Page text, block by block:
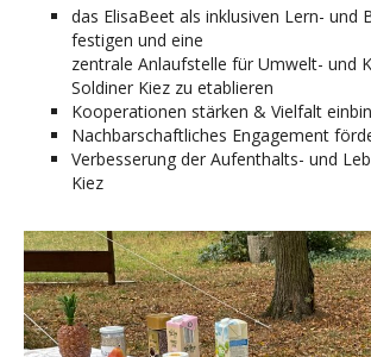
das ElisaBeet als inklusiven Lern- und
festigen und eine
zentrale Anlaufstelle für Umwelt- und
Soldiner Kiez zu etablieren
Kooperationen stärken & Vielfalt
Nachbarschaftliches Engagement
Verbesserung der Aufenthalts- und
Kiez